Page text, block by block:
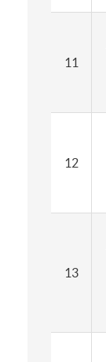
11
12
13